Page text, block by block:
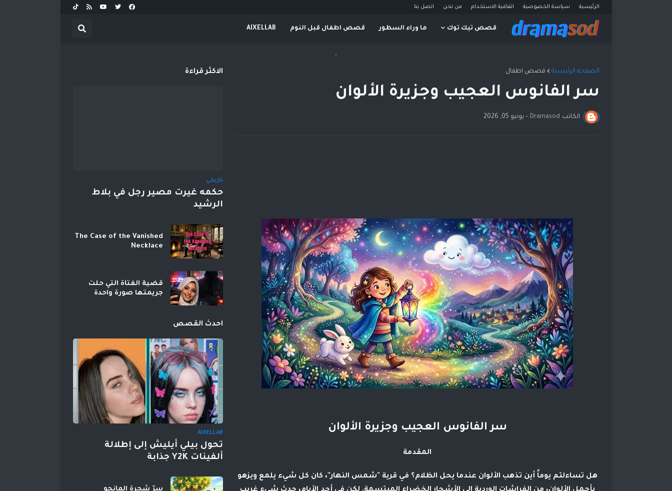
الرئيسية سياسة الخصوصية اتفاقية الاستخدام من نحن اتصل بنا
قصص تيك توك ما وراء السطور قصص اطفال قبل النوم AIXELLAB
-
الصفحة الرئيسية قصص اطفال
سر الفانوس العجيب وجزيرة الألوان
الكاتب Dramasod
- يونيو 05, 2026
سر الفانوس العجيب وجزيرة الألوان
المقدمة
هل تساءلتم يوماً أين تذهب الألوان عندما يحل الظلام؟ في قرية "شمس النهار"، كان كل شيء يلمع ويزهو
الاكثر قراءة
تاريخي
حكمه غيرت مصير رجل في بلاط
الرشيد
The Case of the Vanished
Necklace
قضية الفتاة التي حلت
جريمتها صورة واحدة
احدث القصص
AIXELLAB
تحول بيلي أيليش إلى إطلالة
ألفينات Y2K جذابة
سرّ شجرة المانجو